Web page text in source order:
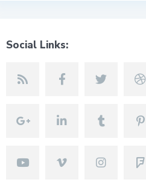
Social Links: